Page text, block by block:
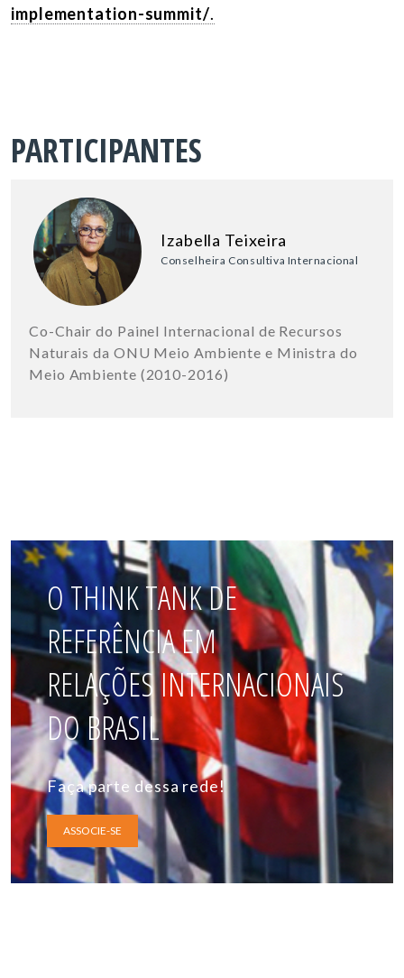
implementation-summit/.
PARTICIPANTES
Izabella Teixeira
Conselheira Consultiva Internacional
Co-Chair do Painel Internacional de Recursos
Naturais da ONU Meio Ambiente e Ministra do
Meio Ambiente (2010-2016)
O THINK TANK DE
REFERÊNCIA EM
RELAÇÕES INTERNACIONAIS
DO BRASIL
Faça parte dessa rede!
ASSOCIE-SE